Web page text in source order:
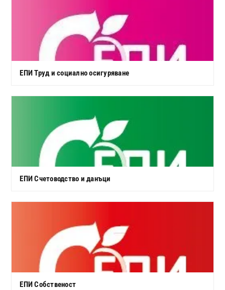
ЕПИ Труд и социално осигуряване
ЕПИ Счетоводство и данъци
ЕПИ Собственост